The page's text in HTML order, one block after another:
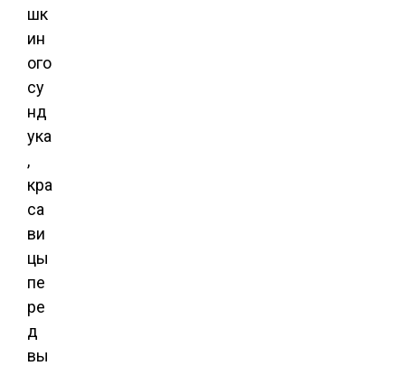
шк
ин
ого
су
нд
ука
,
кра
са
ви
цы
пе
ре
д
вы